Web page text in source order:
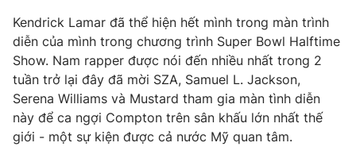
Góc doanh nghiệp
Truyền hình
Phim VTV
Hậu trường
Nhân vật
Giải trí
Điện ảnh
Âm nhạc
Đời sống
Kendrick Lamar đã thể hiện hết mình trong màn trình
diễn của mình trong chương trình Super Bowl Halftime
Show. Nam rapper được nói đến nhiều nhất trong 2
tuần trở lại đây đã mời SZA, Samuel L. Jackson,
Serena Williams và Mustard tham gia màn tình diễn
này để ca ngợi Compton trên sân khấu lớn nhất thế
giới - một sự kiện được cả nước Mỹ quan tâm.